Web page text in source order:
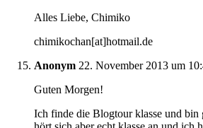
Alles Liebe, Chimiko
chimikochan[at]hotmail.de
Anonym 22. November 2013 um
Guten Morgen!
Ich finde die Blogtour klasse und bin